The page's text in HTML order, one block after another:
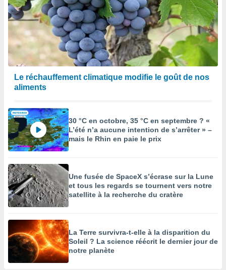
Le réchauffement climatique modifie le goût de nos
aliments
30 °C en octobre, 35 °C en septembre ? «
L’été n’a aucune intention de s’arrêter » –
mais le Rhin en paie le prix
Une fusée de SpaceX s’écrase sur la Lune
et tous les regards se tournent vers notre
satellite à la recherche du cratère
La Terre survivra-t-elle à la disparition du
Soleil ? La science réécrit le dernier jour de
notre planète